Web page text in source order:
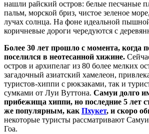
нашли райский остров: белые песчаные
пальм, морской бриз, чистое зеленое
лучах солнца. На фоне идеальной
коричневые дороги чередуются с
Более 30 лет прошло с момента, когда
поселился в неотесанной хижине.
остров и архипелаг из 80 более мелких
загадочный азиатский хамелеон,
туристов-хиппи с рюкзаками, так и
сумками от Луи Вуттона. Самуи долго
прибежища хиппи, но последние 5 лет
же популярным, какПхукет, и скоро
некоторые туристы рассматривают
Гоа.